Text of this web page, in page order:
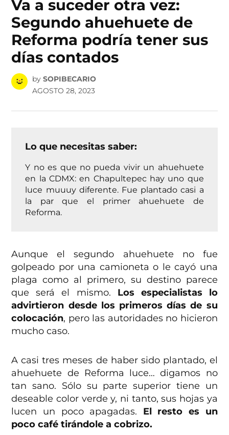
Va a suceder otra vez:
Segundo ahuehuete de
Reforma podría tener sus
días contados
by SOPIBECARIO
AGOSTO 28, 2023
Lo que necesitas saber:
Y no es que no pueda vivir un ahuehuete
en la CDMX: en Chapultepec hay uno que
luce muuuy diferente. Fue plantado casi a
la par que el primer ahuehuete de
Reforma.
Aunque el segundo ahuehuete no fue
golpeado por una camioneta o le cayó una
plaga como al primero, su destino parece
que será el mismo. Los especialistas lo
advirtieron desde los primeros días de su
colocación, pero las autoridades no hicieron
mucho caso.
A casi tres meses de haber sido plantado, el
ahuehuete de Reforma luce… digamos no
tan sano. Sólo su parte superior tiene un
deseable color verde y, ni tanto, sus hojas ya
lucen un poco apagadas. El resto es un
poco café tirándole a cobrizo.